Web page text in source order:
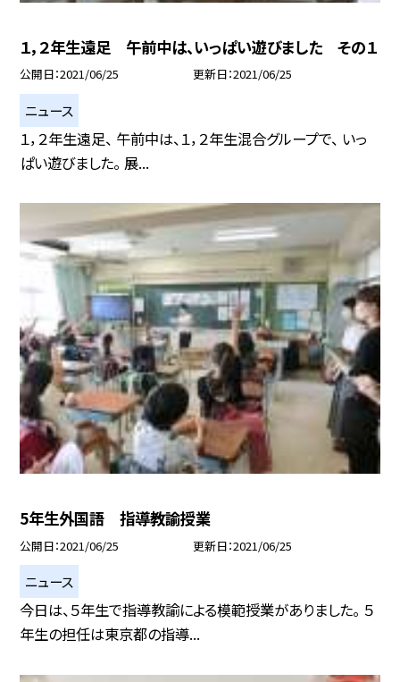
１，２年生遠足 午前中は、いっぱい遊びました その１
公開日 2021/06/25 更新日 2021/06/25
ニュース
１，２年生遠足、 午前中は、１，２年生混合グループで、 いっ
ぱい遊びました。 展...
5年生外国語 指導教諭授業
公開日 2021/06/25 更新日 2021/06/25
ニュース
今日は、５年生で指導教諭による模範授業がありました。 ５
年生の担任は東京都の指導...